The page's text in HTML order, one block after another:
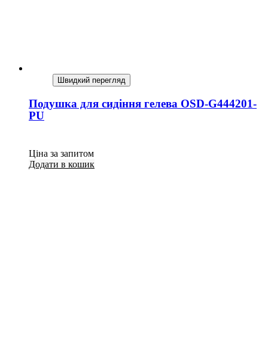
Швидкий перегляд
Подушка для сидіння гелева OSD-G444201-
PU
Ціна за запитом
Додати в кошик